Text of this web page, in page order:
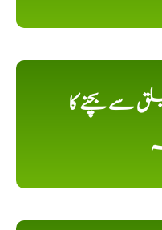
سے بچنے کا